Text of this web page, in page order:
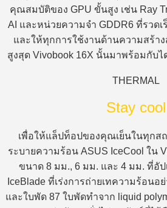
คุณสมบัติของ GPU ขั้นสูง เช่น Ray
AI และหน่วยความจำ GDDR6 ที่รวด
และให้ทุกการใช้งานด้านความสร้า
สูงสุด Vivobook 16X นั้นมาพร้อมกับไ
THERMAL
Stay cool
เพื่อให้แล็ปท็อปของคุณเย็นในทุกส
ระบายความร้อน ASUS IceCool ใน
ขนาด 8 มม., 6 มม. และ 4 มม. ที่อั
IceBlade ที่เร่งการถ่ายเทความร้อน
และใบพัด 87 ใบพัดทำจาก liquid